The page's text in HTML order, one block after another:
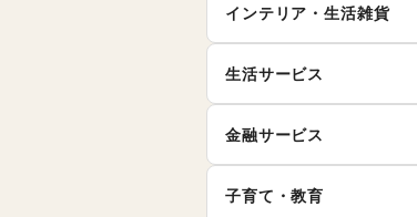
シーズナルウェア
腕時計
その他ファッション
その他飲料
インテリア・生活雑貨
手芸・ハンドメイド
生活サービス
携帯キャリア・格安SIM
ウォーターサーバー
金融サービス
子育て・教育